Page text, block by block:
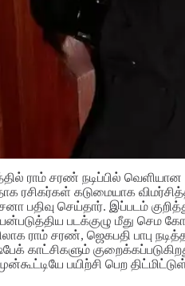
ராம் சரண் நடிப்பில்
ரசிகர்கள் கடுமையாக
சனா பதிவு செய்தார். இப்படம்
படக்குழு மீது செம
ராம் சரண், ஜெகபதி பாபு
காட்சிகளும்
பயிற்சி பெற